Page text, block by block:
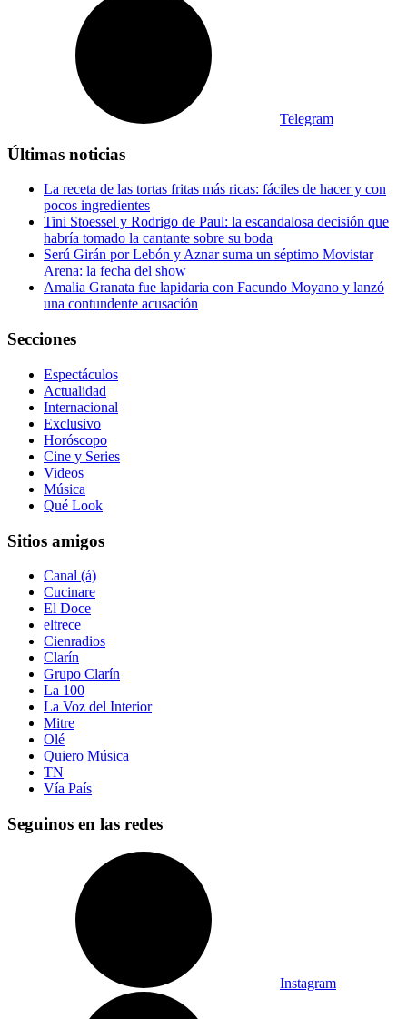
Telegram
Últimas noticias
La receta de las tortas fritas más ricas: fáciles de hacer y con
pocos ingredientes
Tini Stoessel y Rodrigo de Paul: la escandalosa decisión que
habría tomado la cantante sobre su boda
Serú Girán por Lebón y Aznar suma un séptimo Movistar
Arena: la fecha del show
Amalia Granata fue lapidaria con Facundo Moyano y lanzó
una contundente acusación
Secciones
Espectáculos
Actualidad
Internacional
Exclusivo
Horóscopo
Cine y Series
Videos
Música
Qué Look
Sitios amigos
Canal (á)
Cucinare
El Doce
eltrece
Cienradios
Clarín
Grupo Clarín
La 100
La Voz del Interior
Mitre
Olé
Quiero Música
TN
Vía País
Seguinos en las redes
Instagram